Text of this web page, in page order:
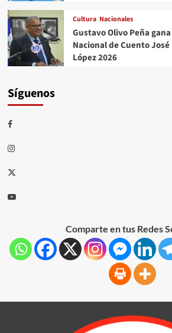
Cultura Nacionales
Gustavo Olivo Peña
Nacional de Cuento José
López 2026
Síguenos
Comparte en tus Redes